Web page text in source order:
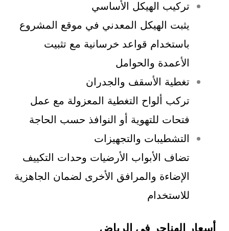
تركيب الهيكل الأساسي
يثبت الهيكل المعدني في موقع المشروع
باستخدام قواعد خرسانية مع تثبيت
الأعمدة والحوامل
تغطية الأسقف والجدران
تركب ألواح التغطية المعزولة مع عمل
فتحات للتهوية أو النوافذ حسب الحاجة
التشطيبات والتجهيزات
تضاف الأبواب الأرضيات وحدات التكييف
الإضاءة والمرافق الأخرى لضمان الجاهزية
للاستخدام
أسعار الهناجر في الرياض